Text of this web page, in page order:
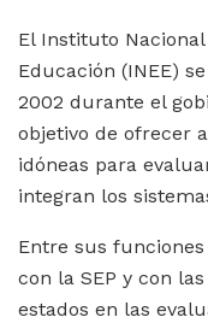
El Instituto
Educación (INEE)
2002 durante el
objetivo de ofrecer
idóneas para
integran los
Entre sus
con la SEP y con
estados en las